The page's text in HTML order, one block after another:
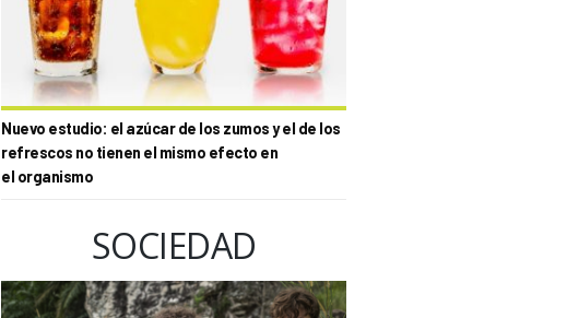
Nuevo estudio: el azúcar de los zumos y el de los
refrescos no tienen el mismo efecto en
el organismo
SOCIEDAD